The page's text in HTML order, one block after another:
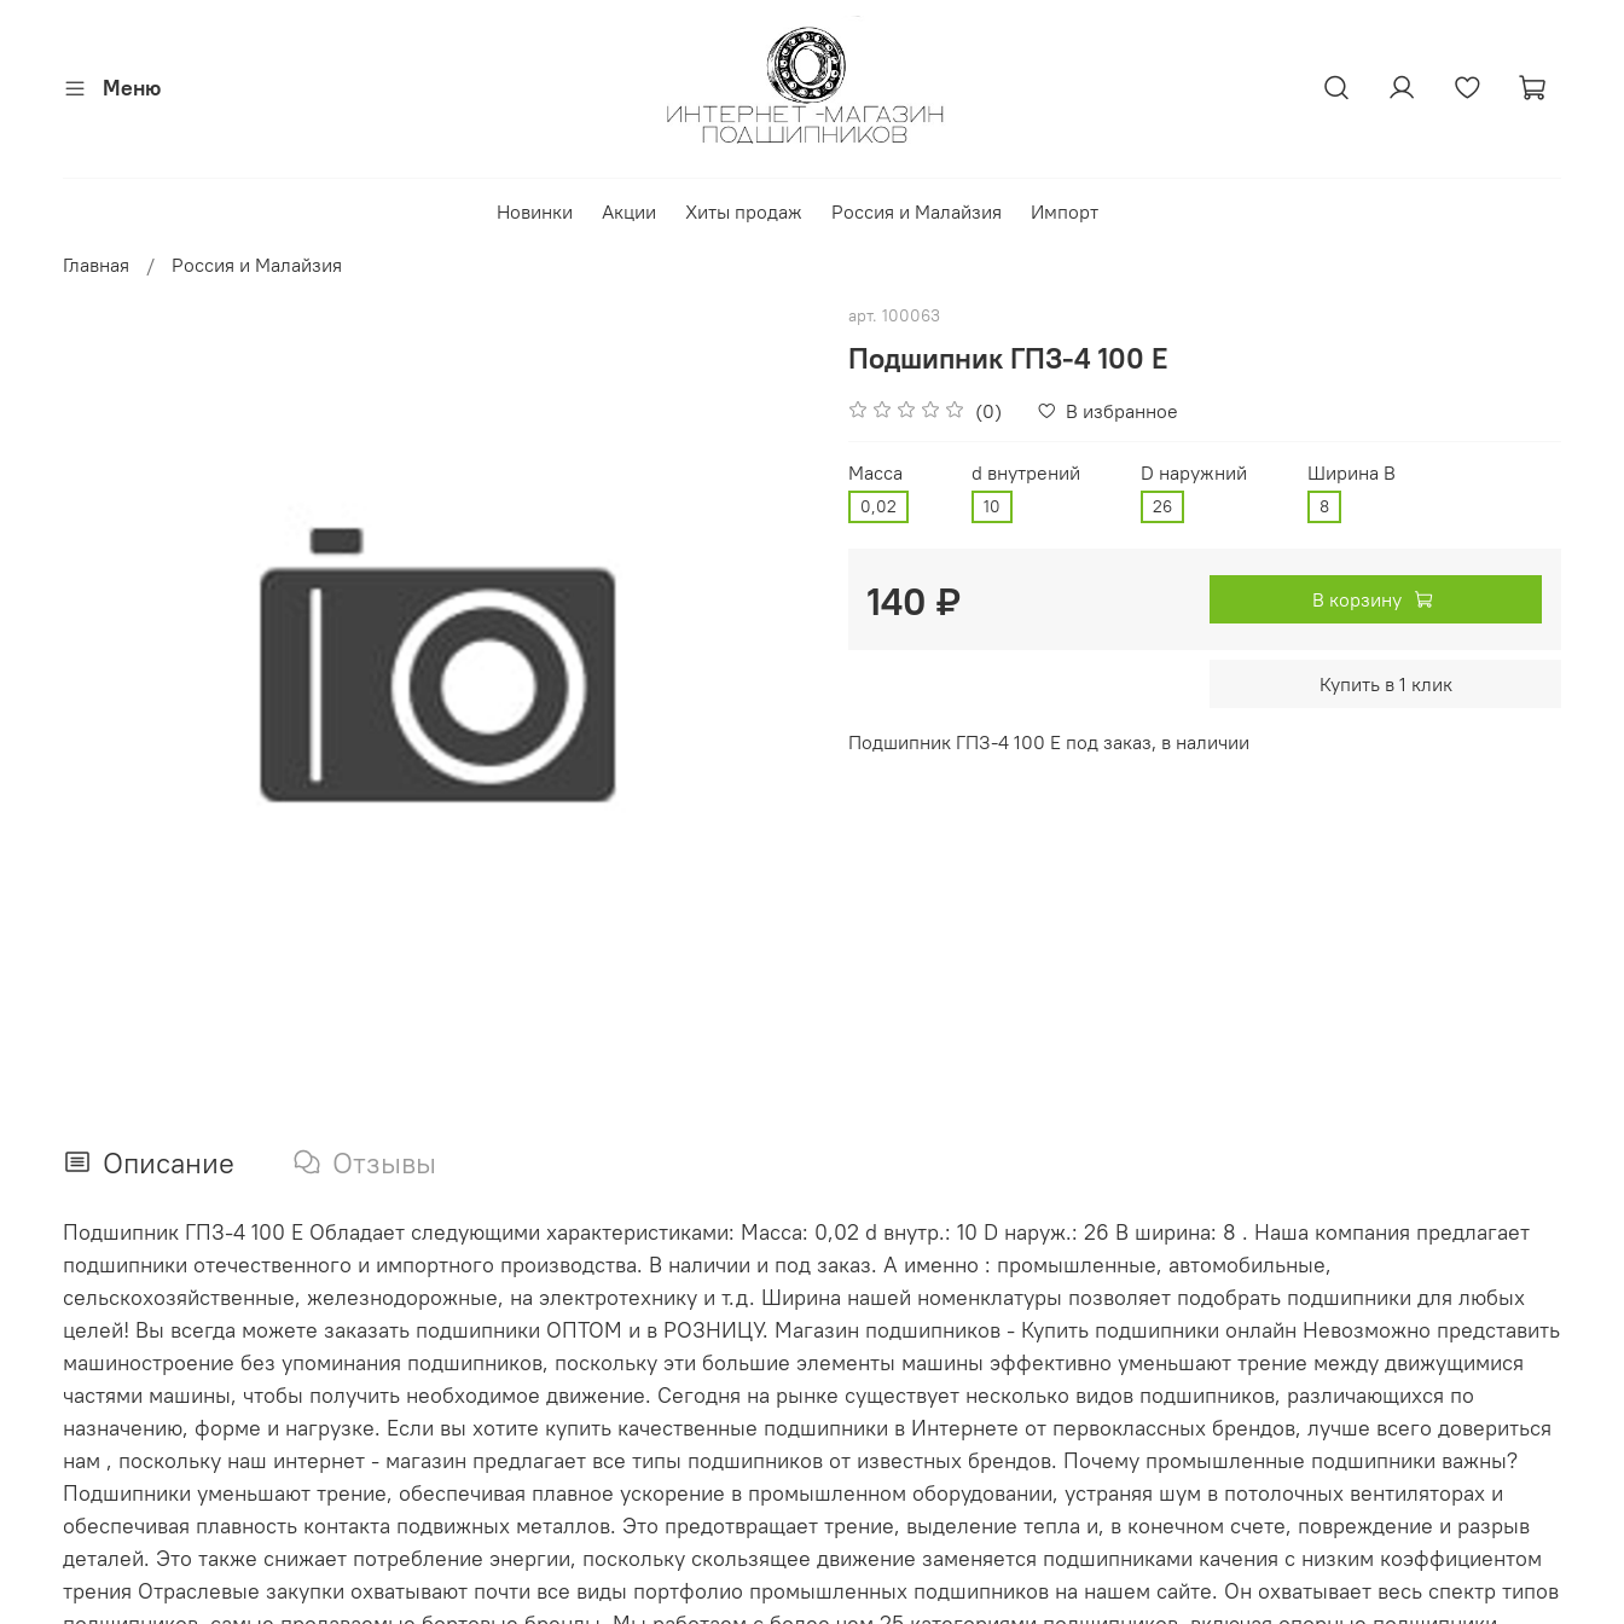
Меню
Новинки Акции Хиты продаж Россия и Малайзия Импорт
Главная Россия и Малайзия
арт. 100063
Подшипник ГПЗ-4 100 Е
(0) В избранное
Масса
0,02
d внутрений
10
D наружний
26
Ширина В
8
140 ₽ В корзину
Купить в 1 клик
Подшипник ГПЗ-4 100 Е под заказ, в наличии
Описание Отзывы
Подшипник ГПЗ-4 100 Е Обладает следующими характеристиками: Масса: 0,02 d внутр.: 10 D наруж.: 26 В ширина: 8 . Наша компания предлагает
подшипники отечественного и импортного производства. В наличии и под заказ. А именно : промышленные, автомобильные,
сельскохозяйственные, железнодорожные, на электротехнику и т.д. Ширина нашей номенклатуры позволяет подобрать подшипники для любых
целей! Вы всегда можете заказать подшипники ОПТОМ и в РОЗНИЦУ. Магазин подшипников - Купить подшипники онлайн Невозможно представить
машиностроение без упоминания подшипников, поскольку эти большие элементы машины эффективно уменьшают трение между движущимися
частями машины, чтобы получить необходимое движение. Сегодня на рынке существует несколько видов подшипников, различающихся по
назначению, форме и нагрузке. Если вы хотите купить качественные подшипники в Интернете от первоклассных брендов, лучше всего довериться
нам , поскольку наш интернет - магазин предлагает все типы подшипников от известных брендов. Почему промышленные подшипники важны?
Подшипники уменьшают трение, обеспечивая плавное ускорение в промышленном оборудовании, устраняя шум в потолочных вентиляторах и
обеспечивая плавность контакта подвижных металлов. Это предотвращает трение, выделение тепла и, в конечном счете, повреждение и разрыв
деталей. Это также снижает потребление энергии, поскольку скользящее движение заменяется подшипниками качения с низким коэффициентом
трения Отраслевые закупки охватывают почти все виды портфолио промышленных подшипников на нашем сайте. Он охватывает весь спектр типов